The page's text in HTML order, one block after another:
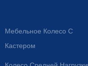
Мебельное Колесо С
Кастером